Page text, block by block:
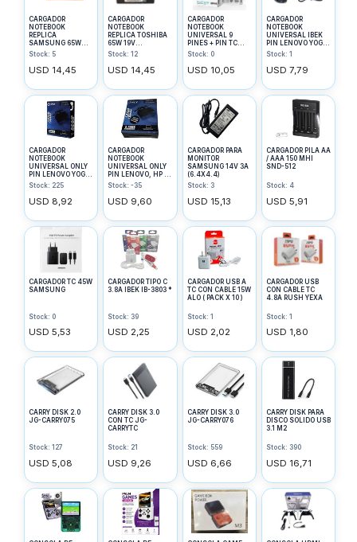
CARGADOR
NOTEBOOK
REPLICA
SAMSUNG 65W
19V 5.5X3 mm
S/CABLE
Stock: 5
USD 14,45
CARGADOR
NOTEBOOK
REPLICA TOSHIBA
65W 19V
5.5x2.5mm *
Stock: 12
USD 14,45
CARGADOR
NOTEBOOK
UNIVERSAL 9
PINES + PIN TC
XAEA
Stock: 0
USD 10,05
CARGADOR
NOTEBOOK
UNIVERSAL IBEK
PIN LENOVO YOGA
Y HP CELESTE
Stock: 1
USD 7,79
CARGADOR
NOTEBOOK
UNIVERSAL ONLY
PIN LENOVO YOGA
Y HP CEL
Stock: 225
USD 8,92
CARGADOR
NOTEBOOK
UNIVERSAL ONLY
PIN LENOVO, HP Y
TC
Stock: -35
USD 9,60
CARGADOR PARA
MONITOR
SAMSUNG 14V 3A
(6.4X4.4)
Stock: 3
USD 15,13
CARGADOR PILA AA
/ AAA 150 MHI
SND-512
Stock: 4
USD 5,91
CARGADOR TC 45W
SAMSUNG
Stock: 0
USD 5,53
CARGADOR TIPO C
3.8A IBEK IB-3803 *
Stock: 39
USD 2,25
CARGADOR USB A
TC CON CABLE 15W
ALO ( PACK X 10 )
Stock: 1
USD 2,02
CARGADOR USB
CON CABLE TC
4.8A RUSH YEXA
Stock: 1
USD 1,80
CARRY DISK 2.0
JG-CARRY075
Stock: 127
USD 5,08
CARRY DISK 3.0
CON TC JG-
CARRYTC
Stock: 21
USD 9,26
CARRY DISK 3.0
JG-CARRY076
Stock: 559
USD 6,66
CARRY DISK PARA
DISCO SOLIDO USB
3.1 M2
Stock: 390
USD 16,71